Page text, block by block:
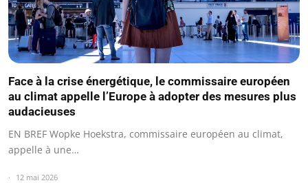
Face à la crise énergétique, le commissaire européen
au climat appelle l’Europe à adopter des mesures plus
audacieuses
EN BREF Wopke Hoekstra, commissaire européen au climat,
appelle à une…
12 mai 2026